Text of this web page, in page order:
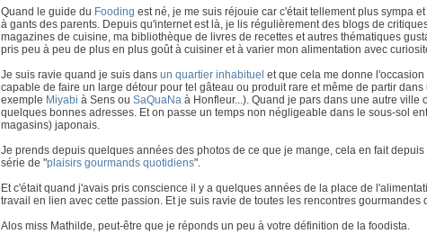
Quand le guide du Fooding est né, je me suis réjouie car c'était tellement plus sympa
à gants des parents. Depuis qu'internet est là, je lis régulièrement des blogs de
magazines de cuisine, ma bibliothèque de livres de recettes et autres thématiques
pris peu à peu de plus en plus goût à cuisiner et à varier mon alimentation avec
Je suis ravie quand je suis dans un quartier inhabituel et que cela me donne
capable de faire un large détour pour tel gâteau ou produit rare et même de partir
exemple Miyabi à Sens ou SaQuaNa à Honfleur...). Quand je pars dans une autre ville
quelques bonnes adresses. Et on passe un temps non négligeable dans le sous-sol
magasins) japonais.
Je prends depuis quelques années des photos de ce que je mange, cela en fait
série de "plaisirs gourmands quotidiens".
Et c'était quand j'avais pris conscience il y a quelques années de la place de
travail en lien avec cette passion. Et je suis ravie de toutes les rencontres gourmandes
Alos miss Mathilde, peut-être que je réponds un peu à votre définition de la foodista.